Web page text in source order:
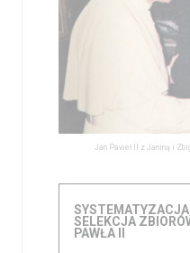
Jan Paweł II z Janiną i
SELEKCJA
PAWŁA II